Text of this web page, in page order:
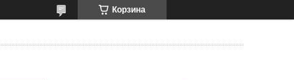
Корзина